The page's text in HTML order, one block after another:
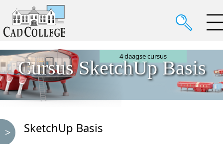
4 daagse cursus
Cursus SketchUp Basis
SketchUp Basis